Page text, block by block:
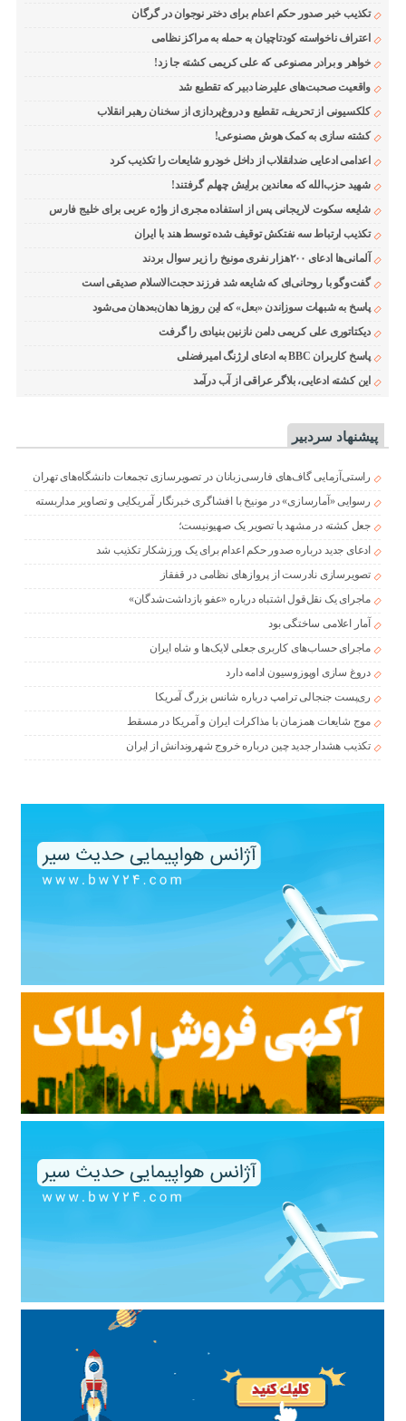
تکذیب خبر صدور حکم اعدام برای دختر نوجوان در گرگان
اعتراف ناخواسته کودتاچیان به حمله به مراکز نظامی
خواهر و برادر مصنوعی که علی کریمی کشته جا زد!
واقعیت صحبت‌های علیرضا دبیر که تقطیع شد
کلکسیونی از تحریف، تقطیع و دروغ‌پردازی از سخنان رهبر انقلاب
کشته سازی به کمک هوش مصنوعی!
اعدامی ادعایی ضدانقلاب از داخل خودرو شایعات را تکذیب کرد
شهید حزب‌الله که معاندین برایش چهلم گرفتند!
شایعه سکوت لاریجانی پس از استفاده مجری از واژه عربی برای خلیج فارس
تکذیب ارتباط سه نفتکش توقیف شده توسط هند با ایران
آلمانی‌ها ادعای ۲۰۰هزار نفری مونیخ را زیر سوال بردند
گفت‌وگو با روحانی‌ای که شایعه شد فرزند حجت‌الاسلام صدیقی است
پاسخ به شبهات سوزاندن «بعل» که این روزها دهان‌به‌دهان می‌شود
دیکتاتوری علی کریمی دامن نازنین بنیادی را گرفت
پاسخ کاربران BBC به ادعای ارژنگ امیرفضلی
این کشته ادعایی، بلاگر عراقی از آب درآمد
پیشنهاد سردبیر
راستی‌آزمایی گاف‌های فارسی‌زبانان در تصویرسازی تجمعات دانشگاه‌های تهران
رسوایی «آمارسازی» در مونیخ با افشاگری خبرنگار آمریکایی و تصاویر مداربسته
جعل کشته در مشهد با تصویر یک صهیونیست؛
ادعای جدید درباره صدور حکم اعدام برای یک ورزشکار تکذیب شد
تصویرسازی نادرست از پروازهای نظامی در قفقاز
ماجرای یک نقل‌قول اشتباه درباره «عفو بازداشت‌شدگان»
آمار اعلامی ساختگی بود
ماجرای حساب‌های کاربری جعلی لایک‌ها و شاه ایران
دروغ سازی اوپوزوسیون ادامه دارد
ری‌پست جنجالی ترامپ درباره شانس بزرگ آمریکا
موج شایعات همزمان با مذاکرات ایران و آمریکا در مسقط
تکذیب هشدار جدید چین درباره خروج شهروندانش از ایران